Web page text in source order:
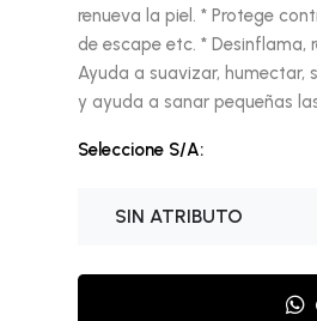
renueva la piel. * Protege
de escape etc. *
Ayuda a suavizar, humectar,
y ayuda a sanar pequeñas
Seleccione S/A:
SIN ATRIBUTO